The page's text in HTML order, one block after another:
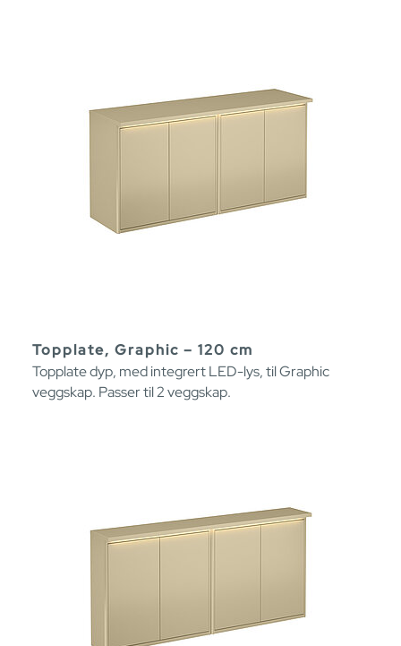
Topplate, Graphic – 120 cm
Topplate dyp, med integrert LED-lys, til Graphic
veggskap. Passer til 2 veggskap.